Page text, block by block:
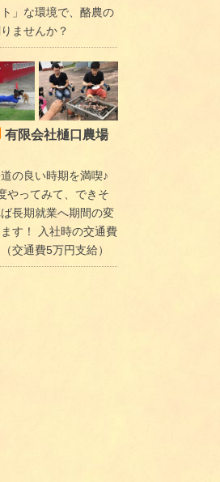
」な環境で、酪農の
ませんか？
有限会社樋口農場
の良い時期を満喫♪
やってみて、できそ
長期就業へ期間の変
す！ 入社時の交通費
交通費5万円支給）